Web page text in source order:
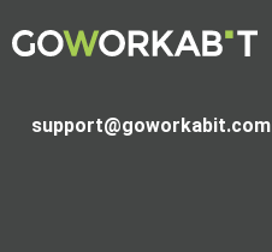
support@goworkabit.com